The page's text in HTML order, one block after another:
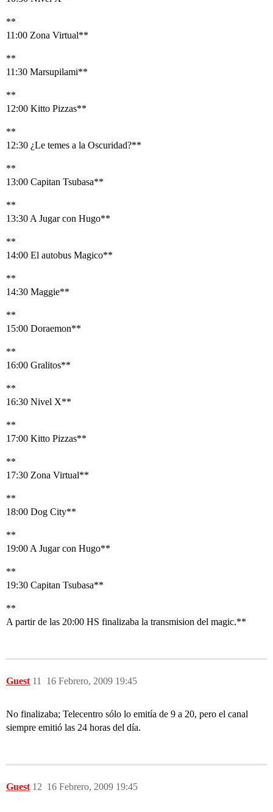
**
11:00 Zona Virtual**
**
11:30 Marsupilami**
**
12:00 Kitto Pizzas**
**
12:30 ¿Le temes a la Oscuridad?**
**
13:00 Capitan Tsubasa**
**
13:30 A Jugar con Hugo**
**
14:00 El autobus Magico**
**
14:30 Maggie**
**
15:00 Doraemon**
**
16:00 Gralitos**
**
16:30 Nivel X**
**
17:00 Kitto Pizzas**
**
17:30 Zona Virtual**
**
18:00 Dog City**
**
19:00 A Jugar con Hugo**
**
19:30 Capitan Tsubasa**
**
A partir de las 20:00 HS finalizaba la transmision del magic.**
Guest 16 Febrero, 2009 19:45
11
No finalizaba; Telecentro sólo lo emitía de 9 a 20, pero el canal
siempre emitió las 24 horas del día.
Guest 16 Febrero, 2009 19:45
12